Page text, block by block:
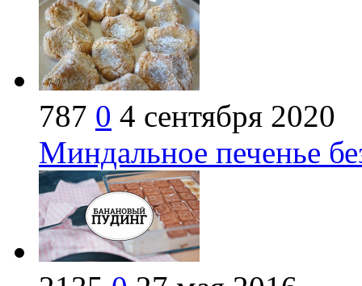
787 0 4 сентября 2020
Миндальное печенье